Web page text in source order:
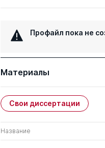
Профайл пока не
Материалы
Свои диссертации
Название